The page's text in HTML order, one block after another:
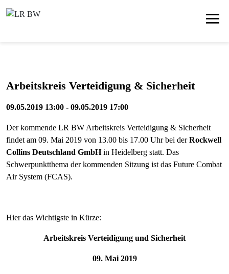
Arbeitskreis Verteidigung & Sicherheit
09.05.2019 13:00 - 09.05.2019 17:00
Der kommende LR BW Arbeitskreis Verteidigung & Sicherheit
findet am 09. Mai 2019 von 13.00 bis 17.00 Uhr bei derRockwell
Collins Deutschland GmbHin Heidelberg statt. Das
Schwerpunktthema der kommenden Sitzung ist das Future Combat
Air System (FCAS).
Hier das Wichtigste in Kürze:
Arbeitskreis Verteidigung und Sicherheit
09. Mai 2019